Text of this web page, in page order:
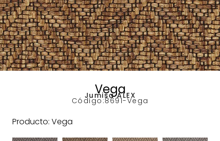
Vega
Jumisa ALEX
Código:8691-Vega
Producto: Vega